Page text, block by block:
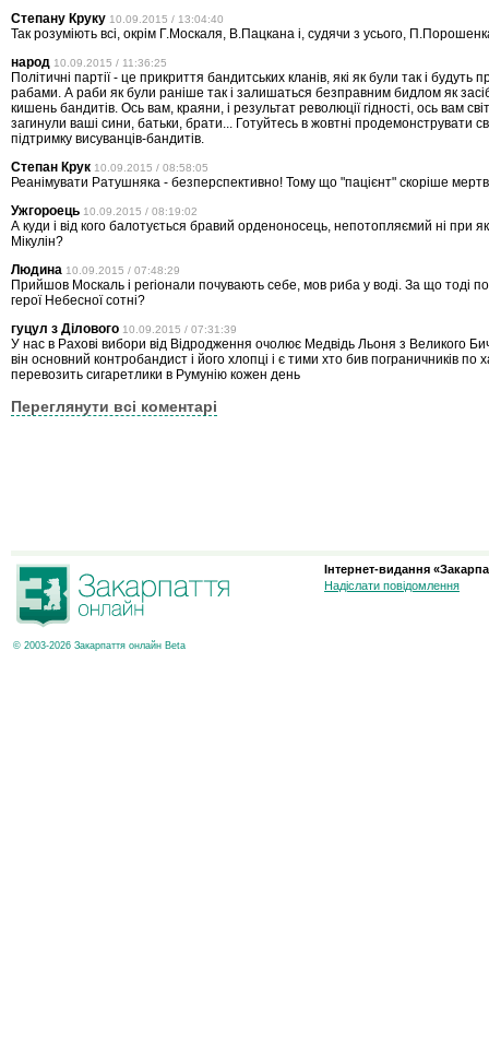
Степану Круку 10.09.2015 / 13:04:40
Так розуміють всі, окрім Г.Москаля, В.Пацкана і, судячи з усього,
народ 10.09.2015 / 11:36:25
Політичні партії - це прикриття бандитських кланів, які як були так і будуть
рабами. А раби як були раніше так і залишаться безправним бидлом як
кишень бандитів. Ось вам, краяни, і результат революції гідності, ось вам
загинули ваші сини, батьки, брати... Готуйтесь в жовтні продемонструвати
підтримку висуванців-бандитів.
Степан Крук 10.09.2015 / 08:58:05
Реанімувати Ратушняка - безперспективно! Тому що "пацієнт" скоріше
Ужгороець 10.09.2015 / 08:19:02
А куди і від кого балотується бравий орденоносець, непотопляємий ні при
Мікулін?
Людина 10.09.2015 / 07:48:29
Прийшов Москаль і регіонали почувають себе, мов риба у воді. За що тоді
герої Небесної сотні?
гуцул з Ділового 10.09.2015 / 07:31:39
У нас в Рахові вибори від Відродження очолює Медвідь Льоня з Великого
він основний контробандист і його хлопці і є тими хто бив пограничників по
перевозить сигаретлики в Румунію кожен день
Переглянути всі коментарі
© 2003-2026 Закарпаття онлайн Beta
Інтернет-видання
Надіслати повідомлення